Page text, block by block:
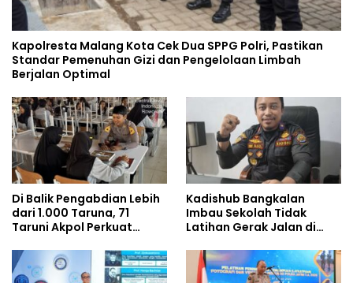
Kapolresta Malang Kota Cek Dua SPPG Polri, Pastikan
Standar Pemenuhan Gizi dan Pengelolaan Limbah
Berjalan Optimal
Di Balik Pengabdian Lebih
dari 1.000 Taruna, 71
Taruni Akpol Perkuat
Siswa Sekolah Rakyat
Kadishub Bangkalan
Imbau Sekolah Tidak
Latihan Gerak Jalan di